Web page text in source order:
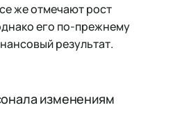
же отмечают рост
его по-прежнему
результат.
изменениям